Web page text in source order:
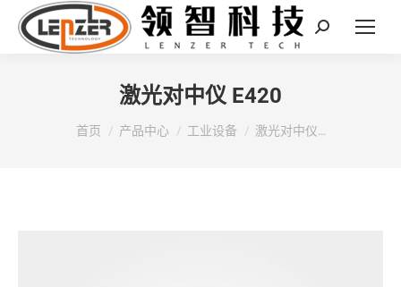
Search:
激光对中仪 E420
您在这里：
首页 产品中心 工业设备 激光对中仪…